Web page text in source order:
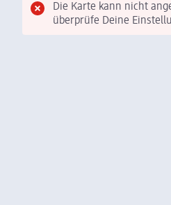
Die Karte kann nicht
überprüfe Deine